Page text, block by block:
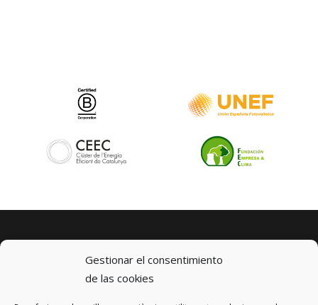
Gestionar el consentimiento
de las cookies